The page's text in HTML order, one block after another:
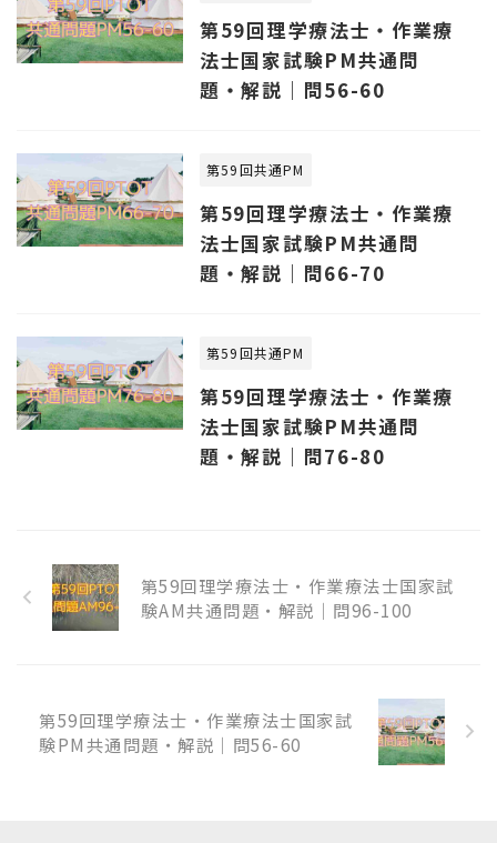
第59回理学療法士・作業療
法士国家試験PM共通問
題・解説｜問56-60
第59回共通PM
第59回理学療法士・作業療
法士国家試験PM共通問
題・解説｜問66-70
第59回共通PM
第59回理学療法士・作業療
法士国家試験PM共通問
題・解説｜問76-80
第59回理学療法士・作業療法士国家試
験AM共通問題・解説｜問96-100
第59回理学療法士・作業療法士国家試
験PM共通問題・解説｜問56-60